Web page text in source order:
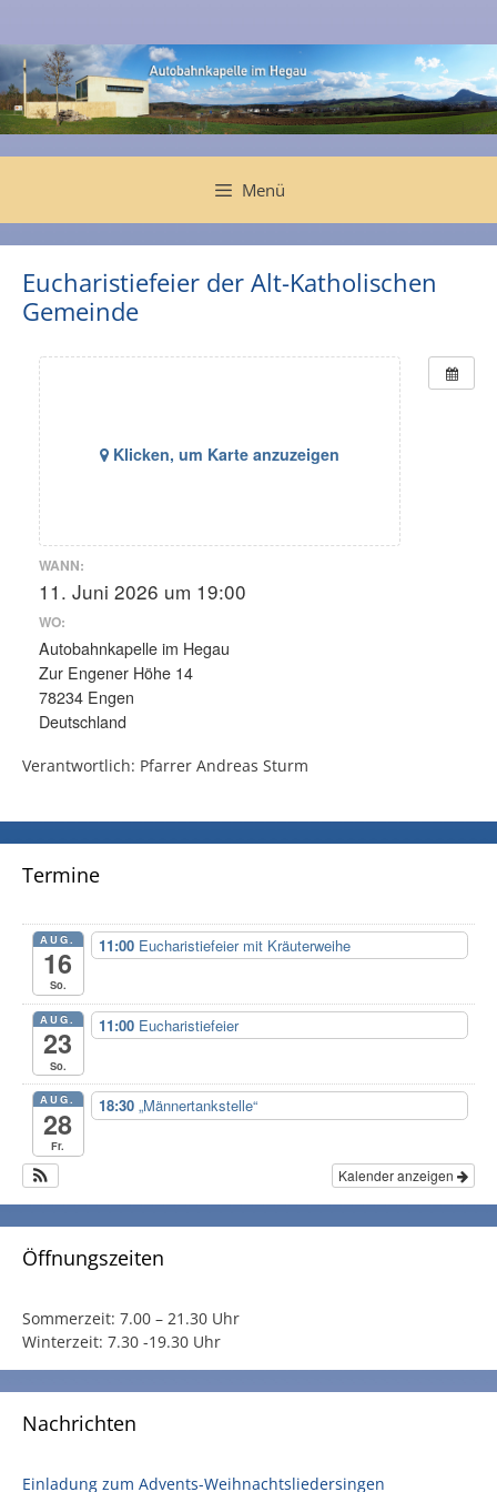
springen
Menü
Eucharistiefeier der Alt-Katholischen
Gemeinde
Klicken, um Karte anzuzeigen
WANN:
11. Juni 2026 um 19:00
WO:
Autobahnkapelle im Hegau
Zur Engener Höhe 14
78234 Engen
Deutschland
Verantwortlich: Pfarrer Andreas Sturm
Termine
AUG.
16
So.
11:00 Eucharistiefeier mit Kräuterweihe
AUG.
23
So.
11:00 Eucharistiefeier
AUG.
28
Fr.
18:30 „Männertankstelle“
Kalender anzeigen
Öffnungszeiten
Sommerzeit: 7.00 – 21.30 Uhr
Winterzeit: 7.30 -19.30 Uhr
Nachrichten
Einladung zum Advents-Weihnachtsliedersingen